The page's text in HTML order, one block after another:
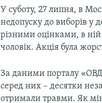
У суботу, 27 липня, в
недопуску до виборів у
різними оцінками, в ній
чоловік. Акція була
За даними порталу
серед них – десятки
отримали травми. Як